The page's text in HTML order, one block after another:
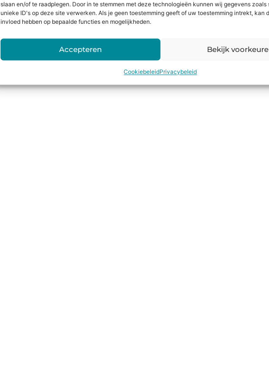
slaan en/of te raadplegen. Door in te stemmen met deze technologieën kunnen wij gegevens zoals
unieke ID's op deze site verwerken. Als je geen toestemming geeft of uw toestemming intrekt, kan
invloed hebben op bepaalde functies en mogelijkheden.
Accepteren Bekijk
CookiebeleidPrivacybeleid